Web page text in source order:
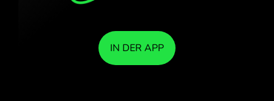
IN DER APP